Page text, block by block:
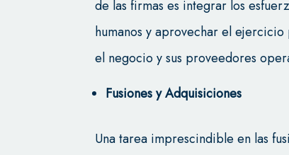
de las firmas es integrar los
humanos y aprovechar el
el negocio y sus proveedores
Fusiones y Adquisiciones
Una tarea imprescindible en las